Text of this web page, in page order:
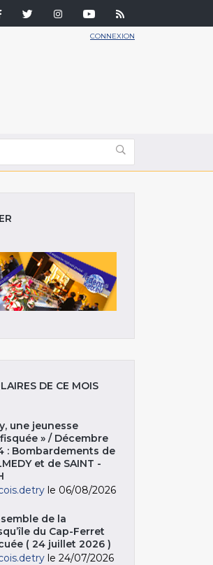
CONNEXION
DE CE MOIS
une jeunesse
» / Décembre
: Bombardements de
et de SAINT -
le 06/08/2026
de la
du Cap-Ferret
( 24 juillet 2026 )
le 24/07/2026